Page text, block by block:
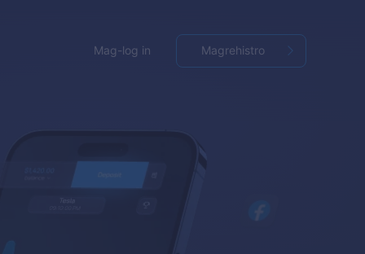
Mag-log in Magrehistro